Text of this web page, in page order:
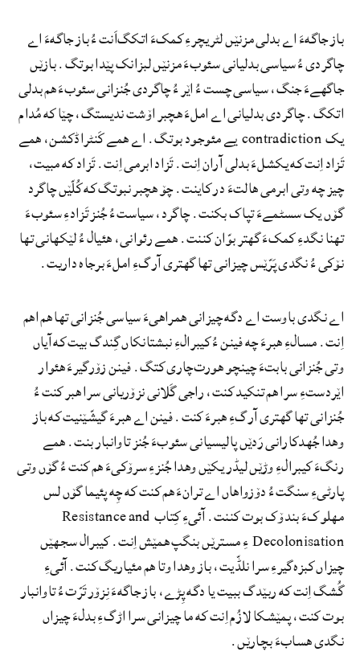
باز جاگهءَ اے بدلی مزنێں لٹریچرءِ کمکءَ اتکگ‌اَنت ءُ باز جاگهءَ اے
چاگردی ءُ سیاسی بدلیانی سئوبءَ مزنێں لبزانک پێدا بوتگ. بازێں
جاگهےءَ جنگ، سیاسی چست ءُ اێر ءُ چاگردی جُنزانی سئوبءَ هم بدلی
اتکگ. چاگردی بدلیانی اے املءَ هچبر اۆشت ندیستگ، چێا که مُدام
یک contradiction یے مئوجود بوتگ. اے همے کَنٹراڈکشن، همے
تَزاد اِنت که یکشلءَ بدلی آران اِنت. تَزاد ابرمی اِنت. تَزاد که مبیت،
چیز چه وتی ابرمی هالتءَ در کاینت. چۆ هچبر نبوتگ که کُلّێں چاگرد
گۆں یک سسٹمےءَ تپاک بکنت. چاگرد، سیاست ءُ جُنز تَزادءِ سئوبءَ
تهنا نگدءِ کمکءَ گهتر بوّان کننت. همے رئوانی، هئیال ءُ لێکهانی تها
نۆکی ءُ نگدی پَرّێس چیزانی تها گهتری آرگءِ املءَ برجاه داریت.
اے نگدی باوست اے دگه چیزانی همراهیءَ سیاسی جُنزانی تها هم اهم
اِنت. مسالءِ هبرءَ چه فینن ءُ کیبرالءِ نبشتانکاں گِندگ بیت که آیاں
وتی جُنزانی بابتءَ چینچو هورت‌چاری کتگ. فینن زۆرگیرءَ هئوار
اێردستءِ سرا هم تنکید کنت، راجی گَلانی نزۆریانی سرا هبر کنت ءُ
جُنزانی تها گهتری آرگءِ هبرءَ کنت. فینن اے هبرءَ گیشّێنیت که باز
وهدا جُهدکارانی رَدێں پالیسیانی سئوبءَ جُنز تاوانبار بنت. همے
رنگءَ کیبرالءِ وڑێں لیڈر یکێں وهدا جُنزءِ سرۆکیءَ هم کنت ءُ گۆں وتی
پارٹیءِ سنگت ءُ دۆزواهاں اے ترانءَ هم کنت که چِه پئیما گۆں لس
مهلوکءَ بندۆک بوت کننت. آئیءِ کِتاب Resistance and
Decolonisation ءِ مسترێں بنگپ همێش اِنت. کیبرال سجهێں
چیزاں کبزہ‌گیرءِ سرا نلڈّیت، باز وهدا وتا هم مئیاریگ کنت. آئیءِ
گُشگ اِنت که ربێدگ ببیت یا دگه پِڑے، باز جاگهءَ نِزۆر تَرّت ءُ تاوانبار
بوت کنت، پمێشکا لازُم اِنت که ما چیزانی سرا اڑگءِ بدلءَ چیزاں
نگدی هسابءَ بچارێں.